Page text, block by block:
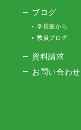
ブログ
学長室から
教員ブログ
資料請求
お問い合わせ